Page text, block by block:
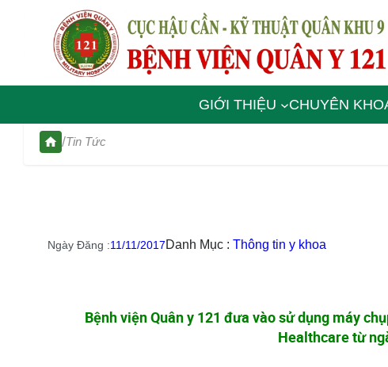
GIỚI THIỆU CHUYÊN
/Tin Tức
Ngày Đăng :11/11/2017Danh Mục : Thông tin y khoa
Bệnh viện Quân y 121 đưa vào sử dụng máy
Healthcare từ